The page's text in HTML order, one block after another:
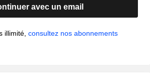
avec un email
illimité, consultez nos abonnements